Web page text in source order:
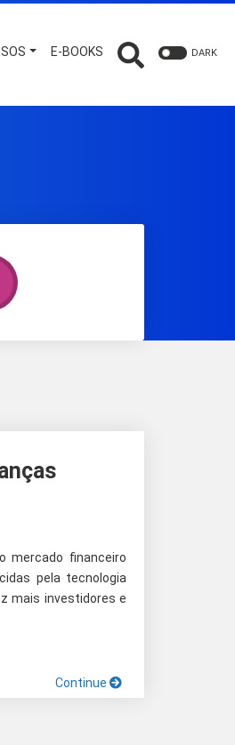
E-BOOKS DARK
mercado financeiro
pela tecnologia
mais investidores e
Continue